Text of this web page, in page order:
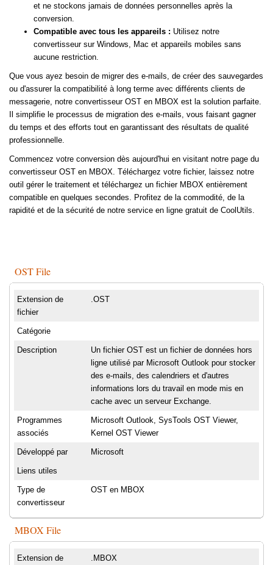
et ne stockons jamais de données personnelles après la
conversion.
Compatible avec tous les appareils : Utilisez notre
convertisseur sur Windows, Mac et appareils mobiles sans
aucune restriction.
Que vous ayez besoin de migrer des e-mails, de créer des sauvegardes
ou d'assurer la compatibilité à long terme avec différents clients de
messagerie, notre convertisseur OST en MBOX est la solution parfaite.
Il simplifie le processus de migration des e-mails, vous faisant gagner
du temps et des efforts tout en garantissant des résultats de qualité
professionnelle.
Commencez votre conversion dès aujourd'hui en visitant notre page du
convertisseur OST en MBOX. Téléchargez votre fichier, laissez notre
outil gérer le traitement et téléchargez un fichier MBOX entièrement
compatible en quelques secondes. Profitez de la commodité, de la
rapidité et de la sécurité de notre service en ligne gratuit de CoolUtils.
OST File
Extension de
fichier
.OST
Catégorie
Description
Un fichier OST est un fichier de données hors
ligne utilisé par Microsoft Outlook pour stocker
des e-mails, des calendriers et d'autres
informations lors du travail en mode mis en
cache avec un serveur Exchange.
Programmes
associés
Microsoft Outlook, SysTools OST Viewer,
Kernel OST Viewer
Développé par Microsoft
Liens utiles
Type de
convertisseur
OST en MBOX
MBOX File
Extension de
.MBOX